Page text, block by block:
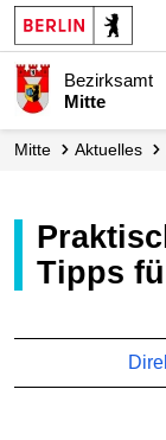
Bezirksamt
Mitte
Mitte Aktuelles
Praktische (Bewerbungs-)
Tipps